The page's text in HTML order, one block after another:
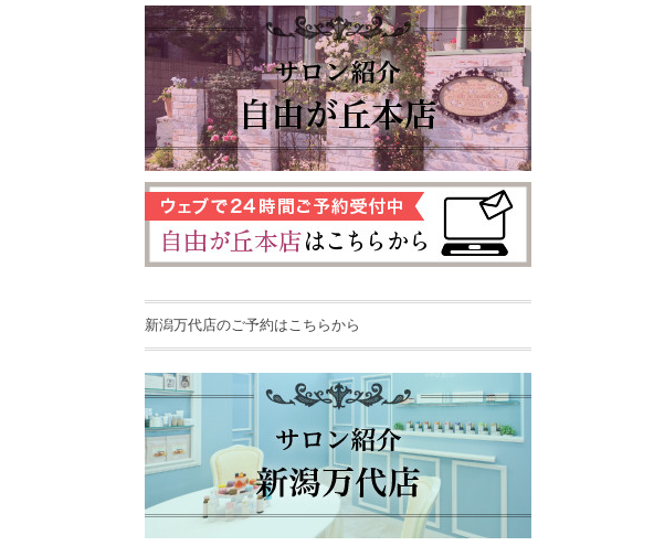
新潟万代店のご予約はこちらから